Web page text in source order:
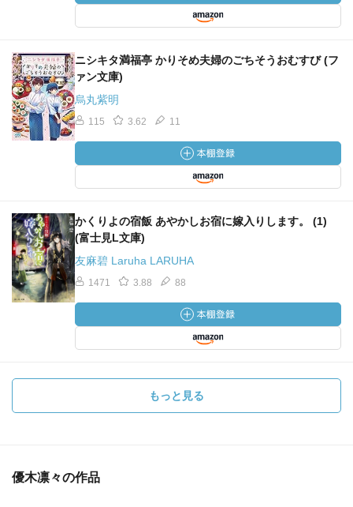
ニシキタ満福亭 かりそめ夫婦のごちそうおむすび (フ
ァン文庫)
烏丸紫明
115 3.62 11
かくりよの宿飯 あやかしお宿に嫁入りします。 (1)
(富士見L文庫)
友麻碧 Laruha LARUHA
1471 3.88 88
もっと見る
優木凛々の作品